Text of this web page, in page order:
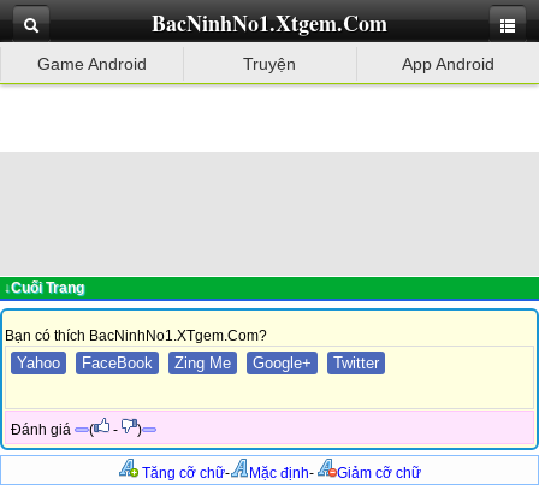
BacNinhNo1.Xtgem.Com
Game Android Truyện App Android
↓Cuối Trang
Bạn có thích BacNinhNo1.XTgem.Com?
Yahoo FaceBook Zing Me Google+ Twitter
Đánh giá ( - )
Tăng cỡ chữ- Mặc định- Giảm cỡ chữ